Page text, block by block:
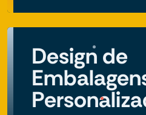
Design de